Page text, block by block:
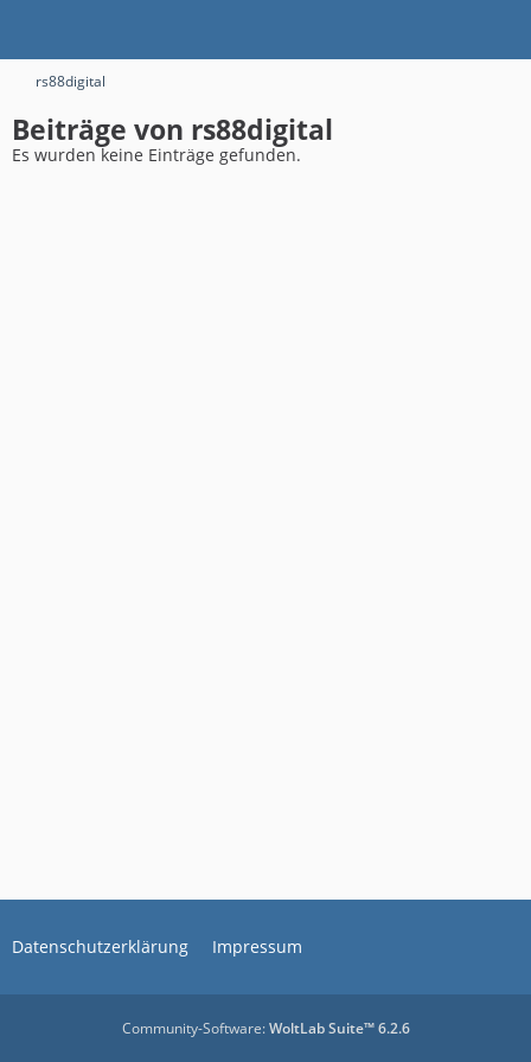
rs88digital
Beiträge von rs88digital
Es wurden keine Einträge gefunden.
Datenschutzerklärung Impressum
Community-Software:WoltLab Suite™ 6.2.6